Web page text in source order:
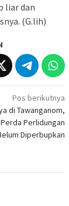
liar dan
(G.lih)
Pos berikutnya
di Tawanganom,
Perlidungan
Diperbupkan